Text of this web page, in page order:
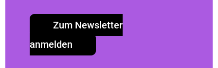
was tun?
Unbefugtes Fotografieren und die
Veröffentlichung von fremden Bildern
Zum Newsletter
anmelden